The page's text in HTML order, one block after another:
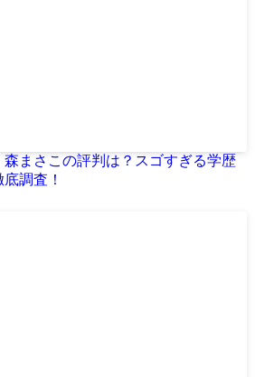
森まさこの評判は？スゴすぎる学歴
調査！